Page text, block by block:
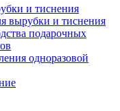
и тиснения
вырубки и тиснения
подарочных
одноразовой